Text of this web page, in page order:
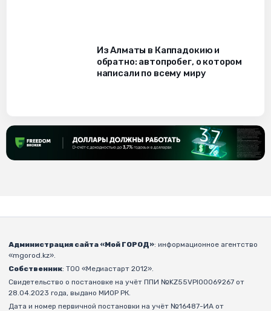
Из Алматы в Каппадокию и
обратно: автопробег, о котором
написали по всему миру
Администрация сайта «Мой ГОРОД»: информационное агентство
«mgorod.kz».
Собственник: ТОО «Медиастарт 2012».
Свидетельство о постановке на учёт ППИ №KZ55VPI00069267 от
28.04.2023 года, выдано МИОР РК.
Дата и номер первичной постановки на учёт №16487-ИА от